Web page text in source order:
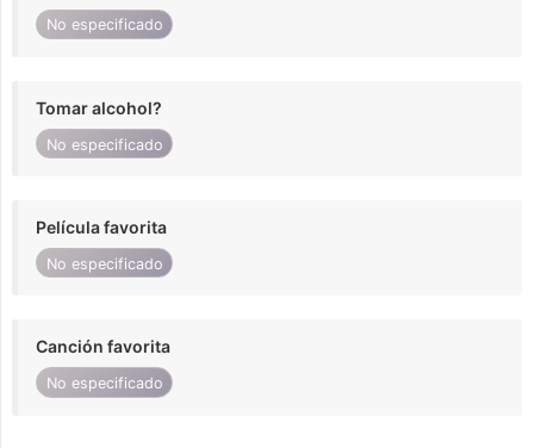
No especificado
Tomar alcohol?
No especificado
Película favorita
No especificado
Canción favorita
No especificado